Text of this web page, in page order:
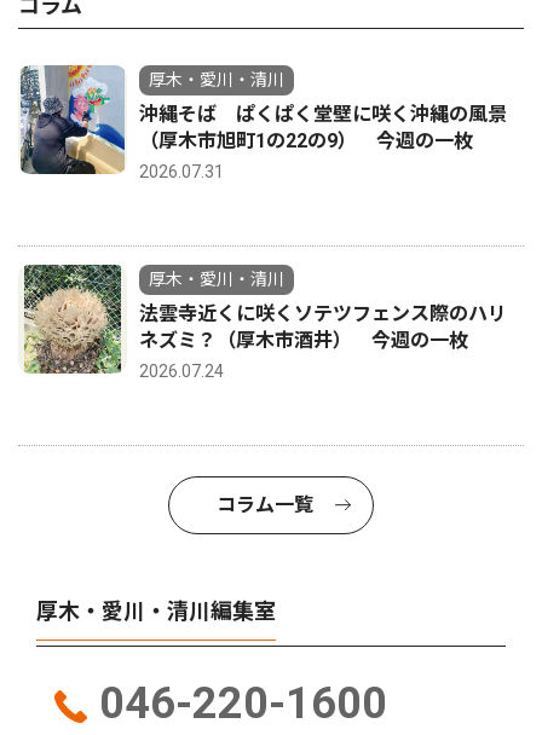
コラム
厚木・愛川・清川
沖縄そば ぱくぱく堂壁に咲く沖縄の風景
（厚木市旭町1の22の9） 今週の一枚
2026.07.31
厚木・愛川・清川
法雲寺近くに咲くソテツフェンス際のハリ
ネズミ？（厚木市酒井） 今週の一枚
2026.07.24
コラム一覧
厚木・愛川・清川編集室
046-220-1600